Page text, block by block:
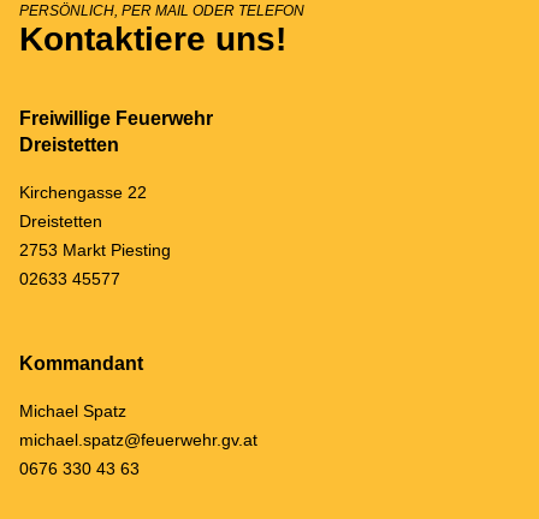
PERSÖNLICH, PER MAIL ODER TELEFON
Kontaktiere uns!
Freiwillige Feuerwehr
Dreistetten
Kirchengasse 22
Dreistetten
2753 Markt Piesting
02633 45577
Kommandant
Michael Spatz
michael.spatz@feuerwehr.gv.at
0676 330 43 63